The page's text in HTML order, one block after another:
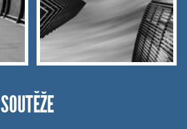
SOUTĚŽE